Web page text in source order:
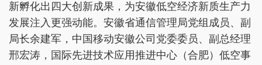
新孵化出四大创新成果，为安徽低空经济新质生产力
发展注入更强动能。安徽省通信管理局党组成员、副
局长余建军，中国移动安徽公司党委委员、副总经理
邢宏涛，国际先进技术应用推进中心（合肥）低空事